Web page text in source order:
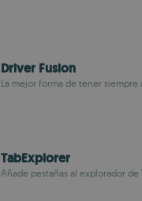
Driver Fusion
La mejor forma de tener siempre
TabExplorer
Añade pestañas al explorador